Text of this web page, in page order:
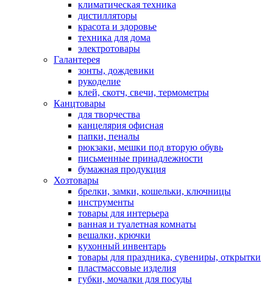
климатическая техника
дистилляторы
красота и здоровье
техника для дома
электротовары
Галантерея
зонты, дождевики
рукоделие
клей, скотч, свечи, термометры
Канцтовары
для творчества
канцелярия офисная
папки, пеналы
рюкзаки, мешки под вторую обувь
письменные принадлежности
бумажная продукция
Хозтовары
брелки, замки, кошельки, ключницы
инструменты
товары для интерьера
ванная и туалетная комнаты
вешалки, крючки
кухонный инвентарь
товары для праздника, сувениры, открытки
пластмассовые изделия
губки, мочалки для посуды